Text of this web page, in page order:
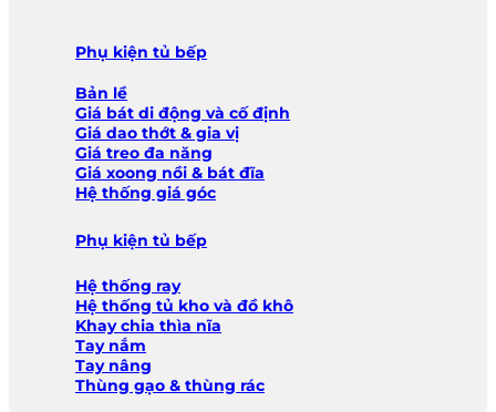
Phụ kiện tủ bếp
Bản lề
Giá bát di động và cố định
Giá dao thớt & gia vị
Giá treo đa năng
Giá xoong nồi & bát đĩa
Hệ thống giá góc
Phụ kiện tủ bếp
Hệ thống ray
Hệ thống tủ kho và đồ khô
Khay chia thìa nĩa
Tay nắm
Tay nâng
Thùng gạo & thùng rác